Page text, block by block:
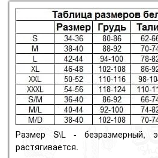
Размер S\L - безразмерный,
растягивается.